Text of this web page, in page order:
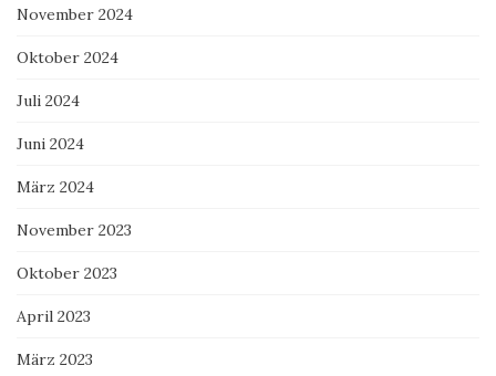
November 2024
Oktober 2024
Juli 2024
Juni 2024
März 2024
November 2023
Oktober 2023
April 2023
März 2023